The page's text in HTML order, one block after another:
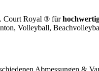
Court Royal ® für
Volleyball,